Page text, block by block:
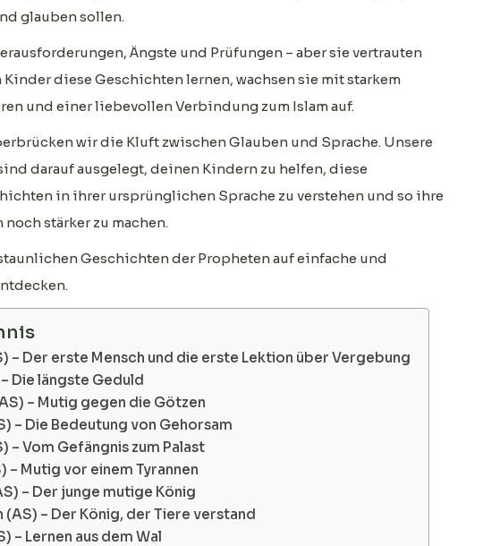
glauben sollen.
Ängste und Prüfungen – aber sie vertrauten
Kinder diese Geschichten lernen, wachsen sie mit starkem
und einer liebevollen Verbindung zum Islam auf.
wir die Kluft zwischen Glauben und Sprache. Unsere
darauf ausgelegt, deinen Kindern zu helfen, diese
in ihrer ursprünglichen Sprache zu verstehen und so ihre
stärker zu machen.
Geschichten der Propheten auf einfache und
– Der erste Mensch und die erste Lektion über Vergebung
Die längste Geduld
– Mutig gegen die Götzen
– Die Bedeutung von Gehorsam
– Vom Gefängnis zum Palast
– Mutig vor einem Tyrannen
– Der junge mutige König
(AS) – Der König, der Tiere verstand
– Lernen aus dem Wal